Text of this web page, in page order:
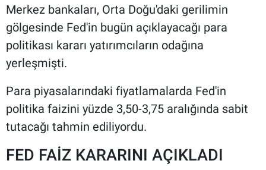
Merkez bankaları, Orta Doğu'daki gerilimin
gölgesinde Fed'in bugün açıklayacağı para
politikası kararı yatırımcıların odağına
yerleşmişti.
Para piyasalarındaki fiyatlamalarda Fed'in
politika faizini yüzde 3,50-3,75 aralığında sabit
tutacağı tahmin ediliyordu.
FED FAİZ KARARINI AÇIKLADI